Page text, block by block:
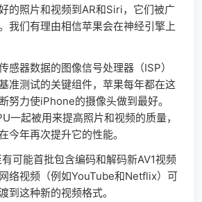
的照片和视频到AR和Siri，它们被广
我们有理由相信苹果会在神经引擎上
器数据的图像信号处理器（ISP）
准测试的关键组件，苹果每年都在这
努力使iPhone的摄像头做到最好。
一起被用来提高照片和视频的质量，
今年再次提升它的性能。
能首批包含编码和解码新AV1视频
络视频（例如YouTube和Netflix）可
到这种新的视频格式。